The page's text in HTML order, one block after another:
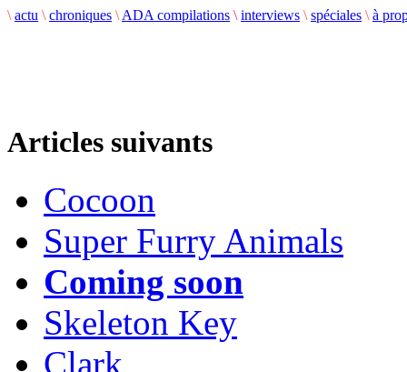
\ actu \ chroniques \ ADA compilations \ interviews \ spéciales \ à
Articles suivants
Cocoon
Super Furry Animals
Coming soon
Skeleton Key
Clark